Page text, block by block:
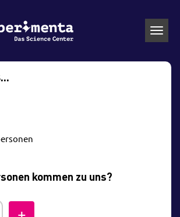
kommen zu uns?